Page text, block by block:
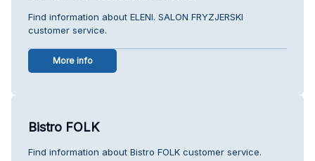
Find information about ELENI. SALON FRYZJERSKI
customer service.
More info
Bistro FOLK
Find information about Bistro FOLK customer service.